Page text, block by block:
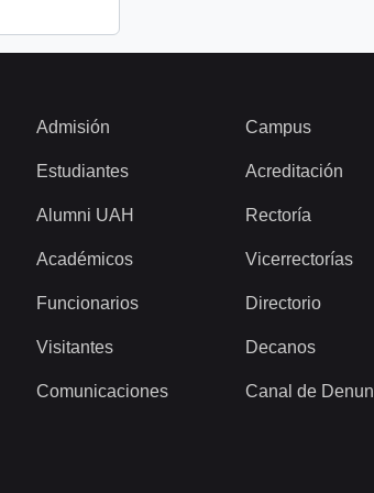
Admisión
Estudiantes
Alumni UAH
Académicos
Funcionarios
Visitantes
Comunicaciones
Campus
Acreditación
Rectoría
Vicerrectorías
Directorio
Decanos
Canal de